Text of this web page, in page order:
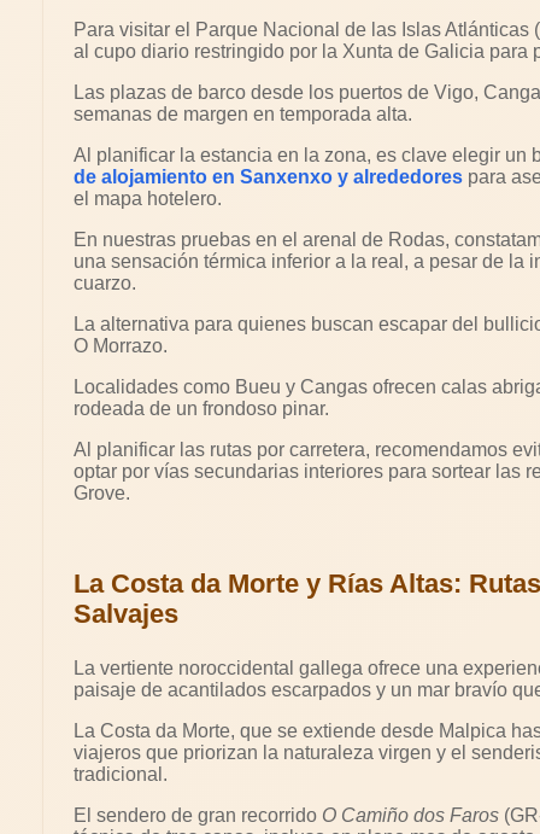
Para visitar el Parque Nacional de las Islas
al cupo diario restringido por la Xunta de Galicia para
Las plazas de barco desde los puertos de Vigo,
semanas de margen en temporada alta.
Al planificar la estancia en la zona, es clave elegir un
de alojamiento en Sanxenxo y alrededores para
el mapa hotelero.
En nuestras pruebas en el arenal de Rodas,
una sensación térmica inferior a la real, a pesar de la
cuarzo.
La alternativa para quienes buscan escapar del
O Morrazo.
Localidades como Bueu y Cangas ofrecen calas
rodeada de un frondoso pinar.
Al planificar las rutas por carretera, recomendamos
optar por vías secundarias interiores para sortear las
Grove.
La Costa da Morte y Rías Altas:
Salvajes
La vertiente noroccidental gallega ofrece una
paisaje de acantilados escarpados y un mar bravío
La Costa da Morte, que se extiende desde Malpica
viajeros que priorizan la naturaleza virgen y el
tradicional.
El sendero de gran recorrido O Camiño dos Faros